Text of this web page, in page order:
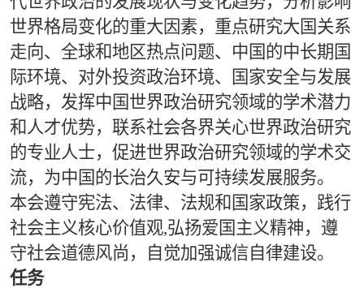
世界格局变化的重大因素，重点研究大国关系
走向、全球和地区热点问题、中国的中长期国
际环境、对外投资政治环境、国家安全与发展
战略，发挥中国世界政治研究领域的学术潜力
和人才优势，联系社会各界关心世界政治研究
的专业人士，促进世界政治研究领域的学术交
流，为中国的长治久安与可持续发展服务。
本会遵守宪法、法律、法规和国家政策，践行
社会主义核心价值观,弘扬爱国主义精神，遵
守社会道德风尚，自觉加强诚信自律建设。
任务